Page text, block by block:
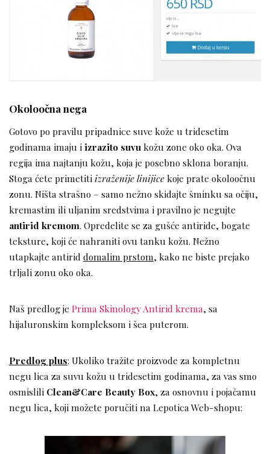
Okoloočna nega
Gotovo po pravilu pripadnice suve kože u tridesetim
godinama imaju iizrazito suvu kožu zone oko oka. Ova
regija ima najtanju kožu, koja je posebno sklona boranju.
Stoga ćete primetitiizraženije linijicekoje prate okoloočnu
zonu. Ništa strašno – samo nežno skidajte šminku sa očiju,
kremastim ili uljanim sredstvima i pravilno je negujte
antirid kremom. Opredelite se za gušće antiride, bogate
teksture, koji će nahraniti ovu tanku kožu. Nežno
utapkajte antirid domalim prstom, kako ne biste prejako
trljali zonu oko oka.
Naš predlog je Prima Skinology Antirid krema, sa
hijaluronskim kompleksom i šea puterom.
Predlog plus: Ukoliko tražite proizvode za kompletnu
negu lica za suvu kožu u tridesetim godinama, za vas smo
osmislili Clean&Care Beauty Box, za osnovnu i pojačamu
negu lica, koji možete poručiti na Lepotica Web-shopu: